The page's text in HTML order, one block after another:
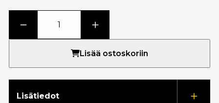
Lisää ostoskoriin
Lisätiedot